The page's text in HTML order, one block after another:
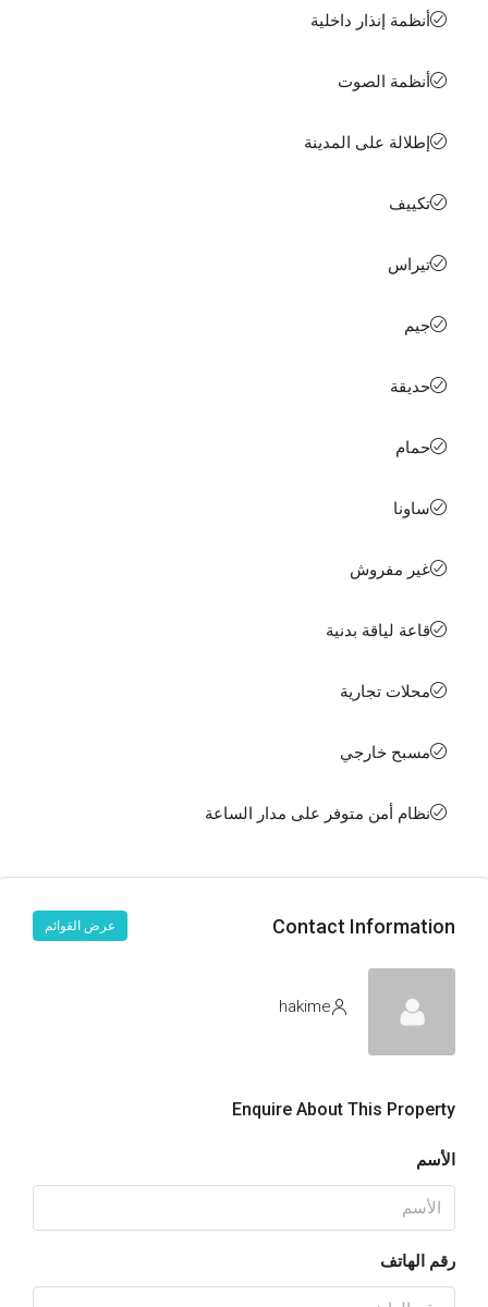
أنظمة إنذار داخلية
أنظمة الصوت
إطلالة على المدينة
تكييف
تيراس
جيم
حديقة
حمام
ساونا
غير مفروش
قاعة لياقة بدنية
محلات تجارية
مسبح خارجي
نظام أمن متوفر على مدار الساعة
Contact Information عرض القوائم
hakime
Enquire About This Property
الأسم
رقم الهاتف